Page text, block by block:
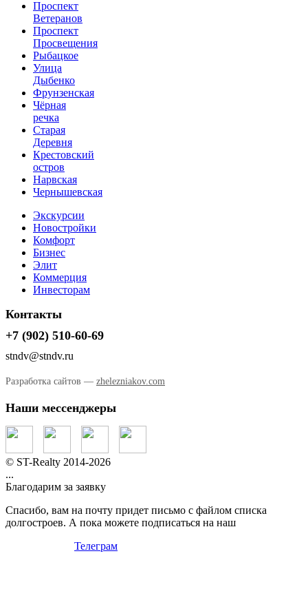
Проспект
Ветеранов
Проспект
Просвещения
Рыбацкое
Улица
Дыбенко
Фрунзенская
Чёрная
речка
Старая
Деревня
Крестовский
остров
Нарвская
Чернышевская
Экскурсии
Новостройки
Комфорт
Бизнес
Элит
Коммерция
Инвесторам
Контакты
+7 (902) 510-60-69
stndv@stndv.ru
Разработка сайтов — zhelezniakov.com
Наши мессенджеры
© ST-Realty 2014-2026
...
Благодарим за заявку
Спасибо, вам на почту придет письмо с файлом списка
долгостроев. А пока можете подписаться на наш
Телеграм